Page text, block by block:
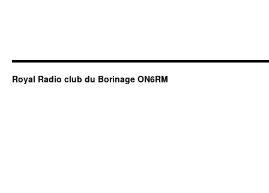
Royal Radio club du Borinage ON6RM